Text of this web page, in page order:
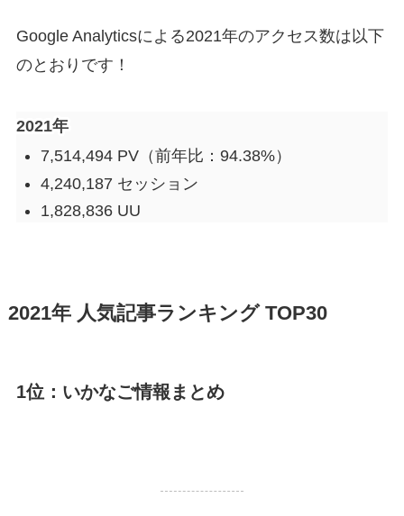
Google Analyticsによる2021年のアクセス数は以下
のとおりです！
2021年
7,514,494 PV（前年比：94.38%）
4,240,187 セッション
1,828,836 UU
2021年 人気記事ランキング TOP30
1位：いかなご情報まとめ